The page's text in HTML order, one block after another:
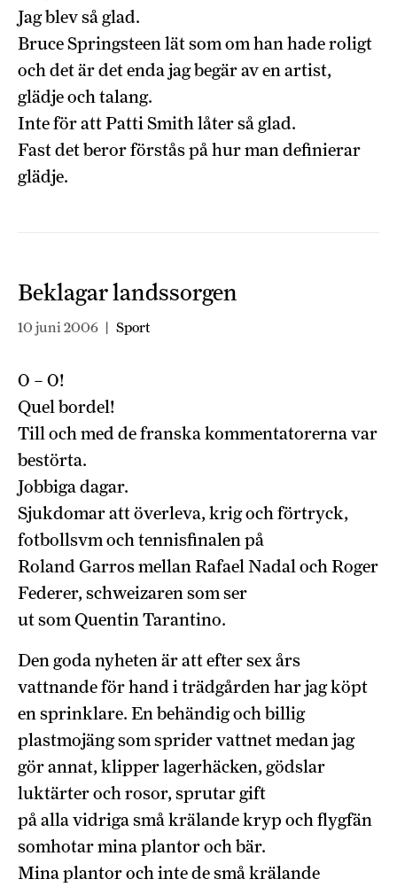
Jag blev så glad.
Bruce Springsteen lät som om han hade roligt
och det är det enda jag begär av en artist,
glädje och talang.
Inte för att Patti Smith låter så glad.
Fast det beror förstås på hur man definierar
glädje.
Beklagar landssorgen
10 juni 2006 | Sport
0 – 0!
Quel bordel!
Till och med de franska kommentatorerna var
bestörta.
Jobbiga dagar.
Sjukdomar att överleva, krig och förtryck,
fotbollsvm och tennisfinalen på
Roland Garros mellan Rafael Nadal och Roger
Federer, schweizaren som ser
ut som Quentin Tarantino.
Den goda nyheten är att efter sex års
vattnande för hand i trädgården har jag köpt
en sprinklare. En behändig och billig
plastmojäng som sprider vattnet medan jag
gör annat, klipper lagerhäcken, gödslar
luktärter och rosor, sprutar gift
på alla vidriga små krälande kryp och flygfän
somhotar mina plantor och bär.
Mina plantor och inte de små krälande